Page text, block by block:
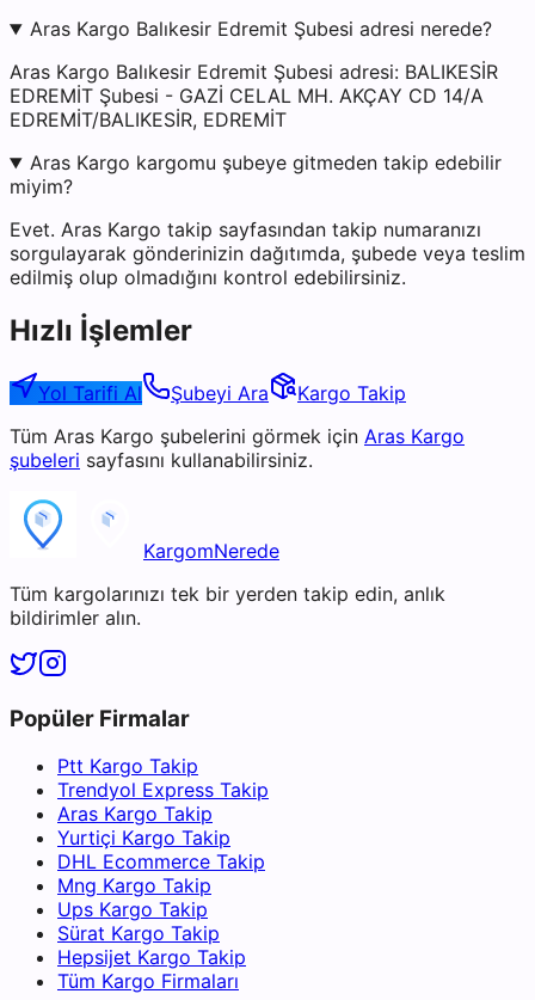
Aras Kargo Balıkesir Edremit Şubesi adresi nerede?
Aras Kargo Balıkesir Edremit Şubesi adresi: BALIKESİR
EDREMİT Şubesi - GAZİ CELAL MH. AKÇAY CD 14/A
EDREMİT/BALIKESİR, EDREMİT
Aras Kargo kargomu şubeye gitmeden takip edebilir
miyim?
Evet. Aras Kargo takip sayfasından takip numaranızı
sorgulayarak gönderinizin dağıtımda, şubede veya teslim
edilmiş olup olmadığını kontrol edebilirsiniz.
Hızlı İşlemler
Yol Tarifi Al Şubeyi Ara
Kargo Takip
Tüm Aras Kargo şubelerini görmek için Aras Kargo
şubeleri sayfasını kullanabilirsiniz.
KargomNerede
Tüm kargolarınızı tek bir yerden takip edin, anlık
bildirimler alın.
Popüler Firmalar
Ptt Kargo Takip
Trendyol Express Takip
Aras Kargo Takip
Yurtiçi Kargo Takip
DHL Ecommerce Takip
Mng Kargo Takip
Ups Kargo Takip
Sürat Kargo Takip
Hepsijet Kargo Takip
Tüm Kargo Firmaları